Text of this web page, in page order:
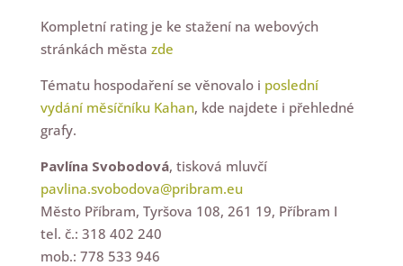
Kompletní rating je ke stažení na webových
stránkách města zde
Tématu hospodaření se věnovalo i poslední
vydání měsíčníku Kahan, kde najdete i přehledné
grafy.
Pavlína Svobodová, tisková mluvčí
pavlina.svobodova@pribram.eu
Město Příbram, Tyršova 108, 261 19, Příbram I
tel. č.: 318 402 240
mob.: 778 533 946